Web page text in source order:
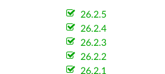
26.2.5
26.2.4
26.2.3
26.2.2
26.2.1